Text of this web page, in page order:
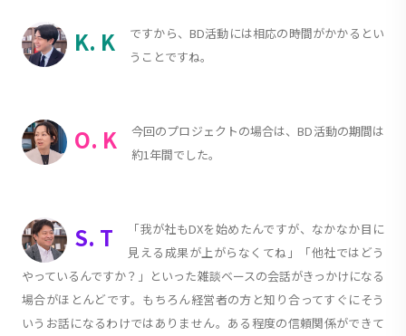
K. K
ですから、BD活動には相応の時間がかかるとい
うことですね。
O. K
今回のプロジェクトの場合は、BD活動の期間は
約1年間でした。
S. T
「我が社もDXを始めたんですが、なかなか目に
見える成果が上がらなくてね」「他社ではどう
やっているんですか？」といった雑談ベースの会話がきっかけになる
場合がほとんどです。もちろん経営者の方と知り合ってすぐにそう
いうお話になるわけではありません。ある程度の信頼関係ができて